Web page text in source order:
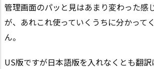
管理画面のパッと見はあまり変わった感
が、あれこれ使っていくうちに分かって
ん。
US版ですが日本語版を入れなくとも翻